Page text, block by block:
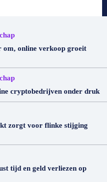
om, online verkoop groeit
cryptobedrijven onder druk
zorgt voor flinke stijging
tijd en geld verliezen op